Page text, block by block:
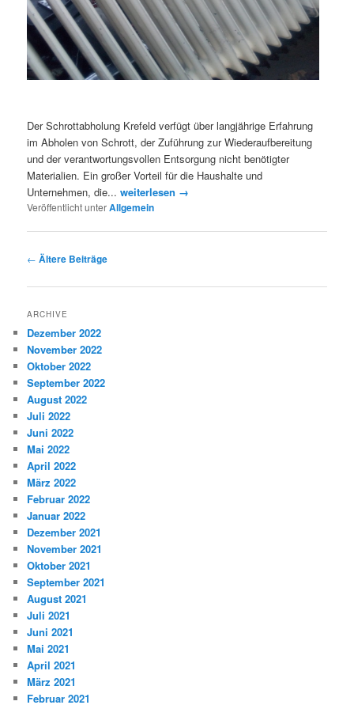
Der Schrottabholung Krefeld verfügt über langjährige Erfahrung
im Abholen von Schrott, der Zuführung zur Wiederaufbereitung
und der verantwortungsvollen Entsorgung nicht benötigter
Materialien. Ein großer Vorteil für die Haushalte und
Unternehmen, die...weiterlesen →
Veröffentlicht unterAllgemein
Artikelnavigation
← Ältere Beiträge
ARCHIVE
Dezember 2022
November 2022
Oktober 2022
September 2022
August 2022
Juli 2022
Juni 2022
Mai 2022
April 2022
März 2022
Februar 2022
Januar 2022
Dezember 2021
November 2021
Oktober 2021
September 2021
August 2021
Juli 2021
Juni 2021
Mai 2021
April 2021
März 2021
Februar 2021